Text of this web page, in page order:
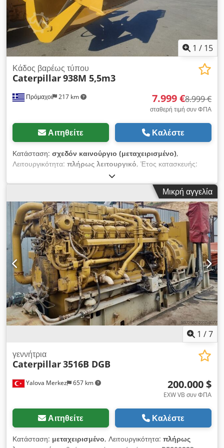
1 / 15
Πρόμαχοι 217 km
Κάδος βαρέως τύπου
Caterpillar938M 5,5m3
7.999 €8.999 €
σταθερή τιμή συν ΦΠΑ
Αιτηθείτε Καλέστε
Κατάσταση: σχεδόν καινούργιο (μεταχειρισμένο),
Λειτουργικότητα: πλήρως λειτουργικό, Έτος κατασκευής:
, Κάδος βαρέως τύπου Caterpillar 938M 5,5m3 Σε
άριστη κατάσταση Dodpswa R Tbsfx Am Hock
Μικρή αγγελία
1 /7
Yalova Merkez 657 km
γεννήτρια
Caterpillar3516B DGB
200.000 $
EXW VB συν ΦΠΑ
Αιτηθείτε Καλέστε
Κατάσταση: μεταχειρισμένο, Λειτουργικότητα: πλήρως